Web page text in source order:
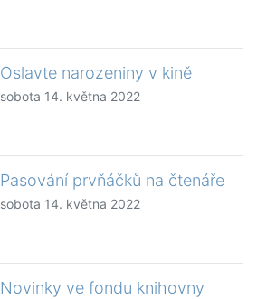
Oslavte narozeniny v kině
sobota 14. května 2022
Pasování prvňáčků na čtenáře
sobota 14. května 2022
Novinky ve fondu knihovny